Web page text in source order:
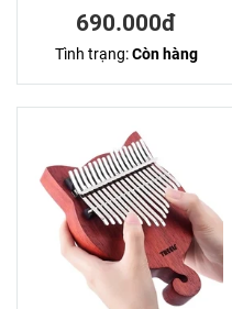
Andrew KaLinh
690.000đ
Tình trạng:Còn hàng